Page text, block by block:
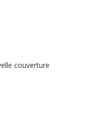
couverture